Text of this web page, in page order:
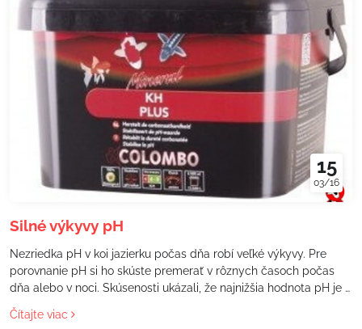
15
03/16
Silné výkyvy pH
Nezriedka pH v koi jazierku počas dňa robí veľké výkyvy. Pre
porovnanie pH si ho skúste premerať v rôznych časoch počas
dňa alebo v noci. Skúsenosti ukázali, že najnižšia hodnota pH je v
skorých ranných hodinách, tesne pred východom slnka. Počas
popoludnia, hodnota pH už môže byť relatívne vysoká.
Čítajte viac